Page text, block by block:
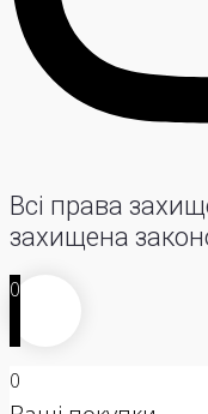
Всі права
захищена
0
0